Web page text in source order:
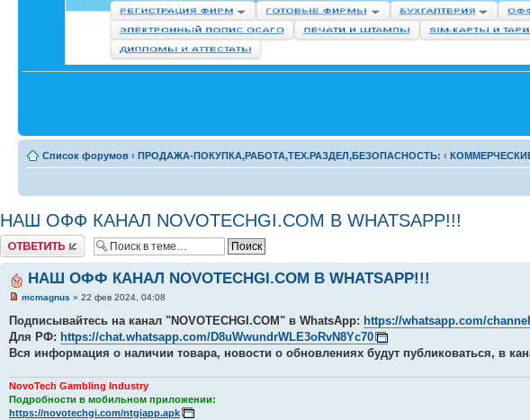
Список форумов ‹ ПРОДАЖА-ПОКУПКА,РАБОТА,ТЕХ.РАЗДЕЛ,БЕЗОПАСНОСТЬ: ‹
НАШ ОФФ КАНАЛ NOVOTECHGI.COM В WHATSAPP!!!
Комментировать
НАШ ОФФ КАНАЛ NOVOTECHGI.COM В WHATSAPP!!!
mcmagnus » 22 фев 2024, 04:08
Подписывайтесь на канал "NOVOTECHGI.COM" в WhatsApp: https://whatsapp.com/
Для РФ: https://chat.whatsapp.com/D8uWwundrWLE3oRvN8Yc70
Вся информация о наличии товара, новости о обновлениях будут публиковаться, в
NovoTech Gambling Industry
Подробности в мобильном приложении:
https://novotechgi.com/ntgiapp.apk